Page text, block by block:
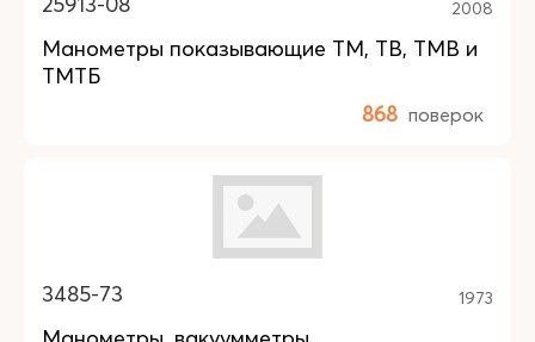
2008
Манометры показывающие ТМ, ТВ, ТМВ и
ТМТБ
868 поверок
3485-73 1973